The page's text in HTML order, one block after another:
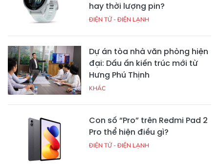
hay thời lượng pin?
ĐIỆN TỬ - ĐIỆN LẠNH
Dự án tòa nhà văn phòng hiện
đại: Dấu ấn kiến trúc mới từ
Hưng Phú Thịnh
KHÁC
Con số “Pro” trên Redmi Pad 2
Pro thể hiện điều gì?
ĐIỆN TỬ - ĐIỆN LẠNH